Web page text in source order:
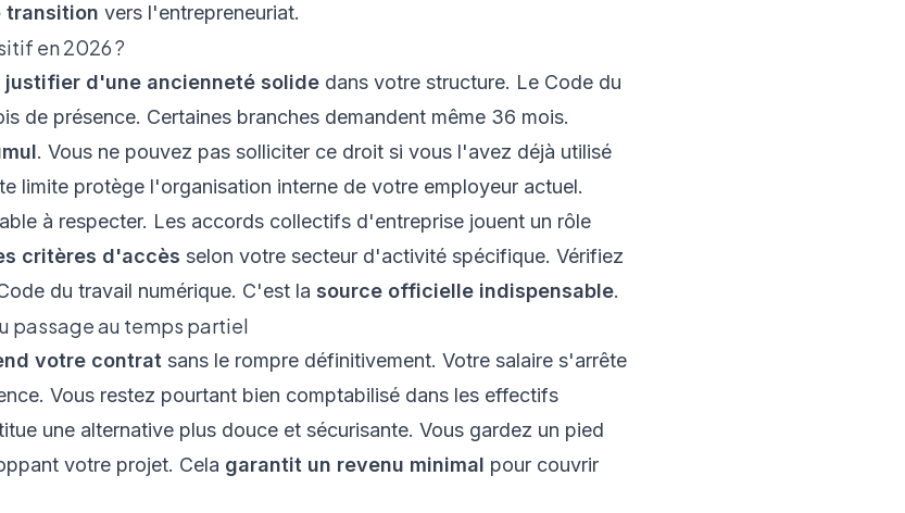
transition vers l'entrepreneuriat.
en 2026 ?
justifier d'une ancienneté solide dans votre structure. Le Code du
de présence. Certaines branches demandent même 36 mois.
. Vous ne pouvez pas solliciter ce droit si vous l'avez déjà utilisé
limite protège l'organisation interne de votre employeur actuel.
à respecter. Les accords collectifs d'entreprise jouent un rôle
critères d'accès selon votre secteur d'activité spécifique. Vérifiez
du travail numérique. C'est la source officielle indispensable.
passage au temps partiel
votre contrat sans le rompre définitivement. Votre salaire s'arrête
Vous restez pourtant bien comptabilisé dans les effectifs
une alternative plus douce et sécurisante. Vous gardez un pied
votre projet. Cela garantit un revenu minimal pour couvrir